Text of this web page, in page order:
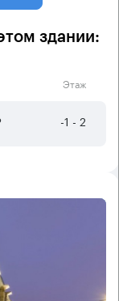
здании:
Этаж
-1 - 2